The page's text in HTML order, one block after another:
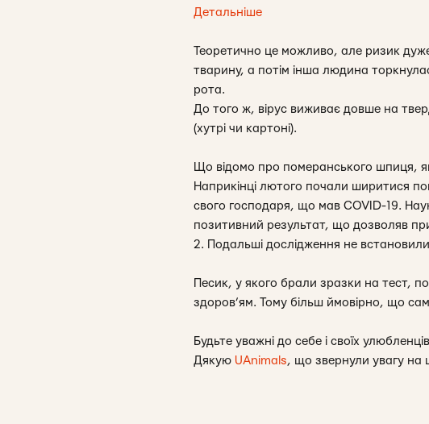
Детальніше
Теоретично це можливо, але ризик
тварину, а потім інша людина
рота.
До того ж, вірус виживає довше на
(хутрі чи картоні).
Що відомо про померанського шпиця,
Наприкінці лютого почали ширитися
свого господаря, що мав COVID-19.
позитивний результат, що дозволяв
2. Подальші дослідження не
Песик, у якого брали зразки на тест,
здоров’ям. Тому більш ймовірно, що
Будьте уважні до себе і своїх
Дякую UAnimals, що звернули увагу на